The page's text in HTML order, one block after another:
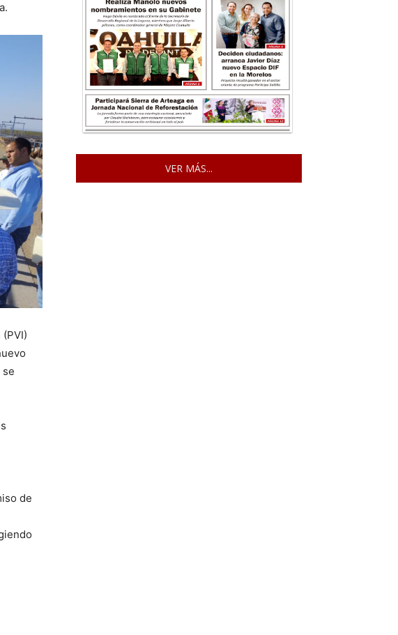
se
de
VER MÁS...